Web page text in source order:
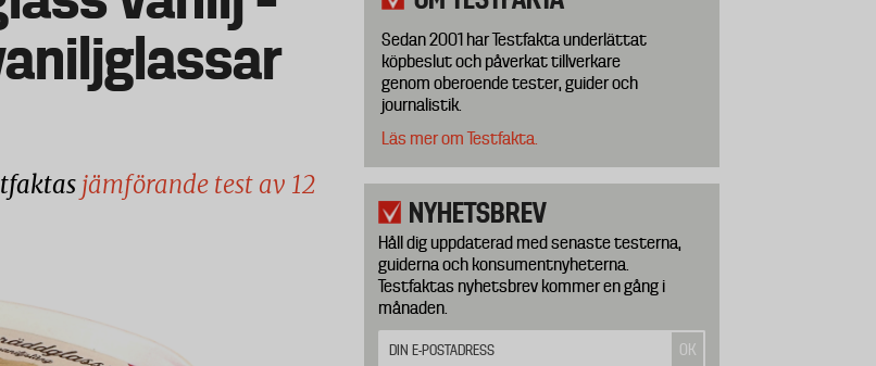
jämförande test av 12
Sedan 2001 har Testfakta underlättat
köpbeslut och påverkat tillverkare
genom oberoende tester, guider och
journalistik.
Läs mer om Testfakta.
NYHETSBREV
Håll dig uppdaterad med senaste testerna,
guiderna och konsumentnyheterna.
Testfaktas nyhetsbrev kommer en gång i
månaden.